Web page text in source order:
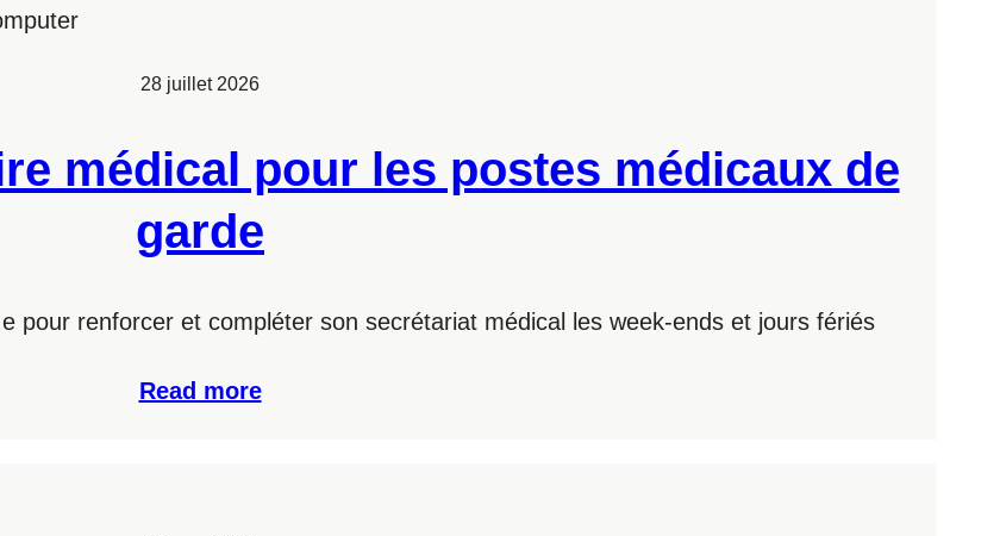
28 juillet 2026
médical pour les postes médicaux de
garde
pour renforcer et compléter son secrétariat médical les week-ends et jours fériés
Read more